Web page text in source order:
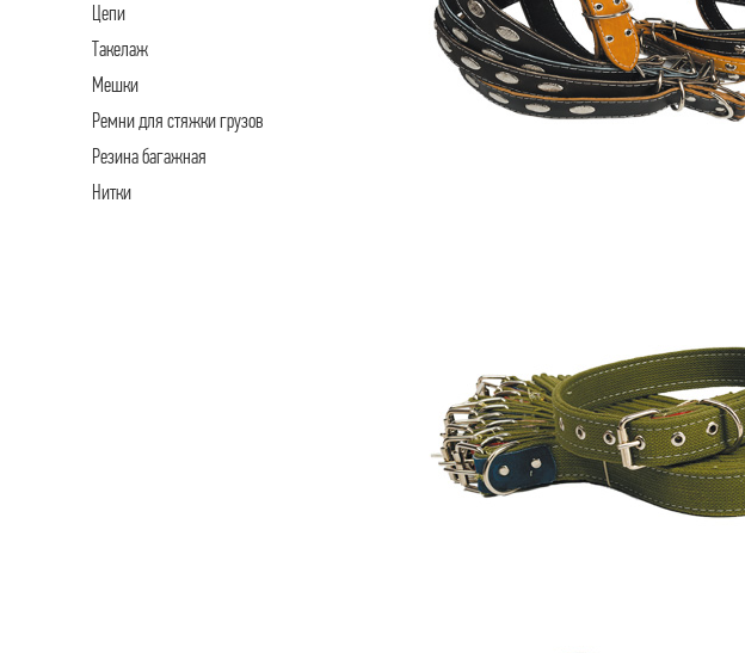
Цепи
Такелаж
Мешки
Ремни для стяжки грузов
Резина багажная
Нитки